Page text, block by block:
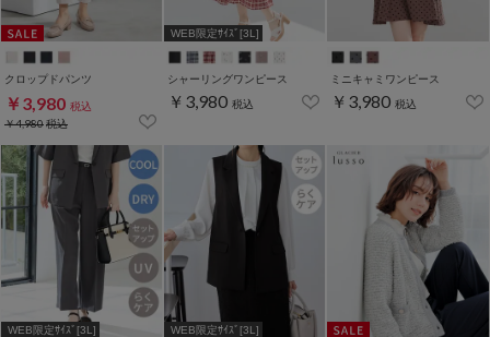
クロップドパンツ
￥3,980 税込
￥4,980税込
WEB限定ｻｲｽﾞ[3L]
シャーリングワンピース
￥3,980 税込
ミニキャミワンピース
￥3,980 税込
WEB限定ｻｲｽﾞ[3L] WEB限定ｻｲｽﾞ[3L]